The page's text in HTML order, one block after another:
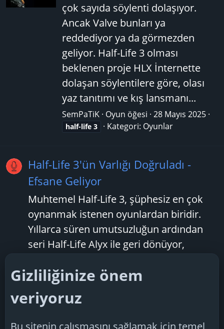
çok sayıda söylenti dolaşıyor.
Ancak Valve bunları ya
reddediyor ya da görmezden
geliyor. Half-Life 3 olması
beklenen proje HLX İnternette
dolaşan söylentilere göre, olası
yaz tanıtımı ve kış lansmanı...
SemPaTiK Oyun öğesi 28 Mayıs 2025
half-life 3 Kategori: Oyunlar
Half-Life 3'ün Varlığı Doğruladı -
Efsane Geliyor
Muhtemel Half-Life 3, şüphesiz en çok
oynanmak istenen oyunlardan biridir.
Yıllarca süren umutsuzluğun ardından
seri Half-Life Alyx ile geri dönüyor,
yeniden canlandırdı. Son yıllarda ortaya
atılan pek çok söylentinin ardından Half-
Life 3 hakkında yeni...
TechSpiker 26 Nisan 2025 half-life
Gizliliğinize önem
veriyoruz
Bu sitenin çalışmasını sağlamak için temel